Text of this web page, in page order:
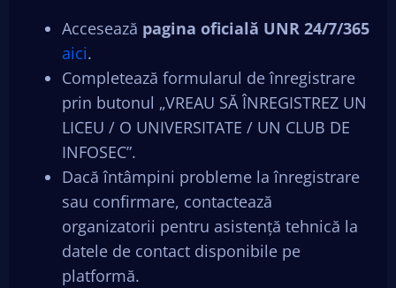
Accesează pagina oficială UNR 24/7/365
aici.
Completează formularul de înregistrare
prin butonul „VREAU SĂ ÎNREGISTREZ UN
LICEU / O UNIVERSITATE / UN CLUB DE
INFOSEC”.
Dacă întâmpini probleme la înregistrare
sau confirmare, contactează
organizatorii pentru asistență tehnică la
datele de contact disponibile pe
platformă.